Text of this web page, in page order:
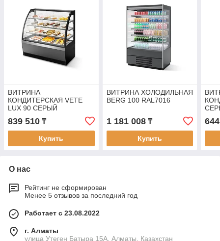
ВИТРИНА
КОНДИТЕРСКАЯ VETE
LUX 90 СЕРЫЙ
МАТОВЫЙ/
ШЛИФОВАННАЯ
НЕРЖАВЕЙКА
839 510 ₸
Купить
ВИТРИНА ХОЛОДИЛЬНАЯ
BERG 100 RAL7016
1 181 008₸
Купить
О нас
Рейтинг не сформирован
Менее 5 отзывов за последний год
Работает с 23.08.2022
г. Алматы
улица Утеген Батыра 15А, Алматы, Казахстан